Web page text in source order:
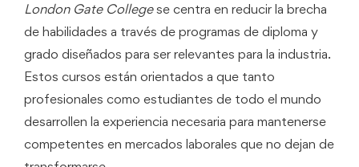
London Gate Collegese centra en reducir la brecha
de habilidades a través de programas de diploma y
grado diseñados para ser relevantes para la industria.
Estos cursos están orientados a que tanto
profesionales como estudiantes de todo el mundo
desarrollen la experiencia necesaria para mantenerse
competentes en mercados laborales que no dejan de